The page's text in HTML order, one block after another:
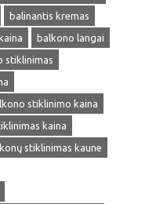
balinantis kremas
balkono langai
stiklinimas
stiklinimo kaina
kaina
stiklinimas kaune